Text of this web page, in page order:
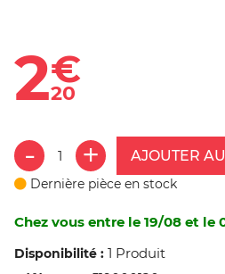
2€
20
AJOUTER
Dernière pièce en stock
Chez vous entre le 19/08 et le
Disponibilité : 1 Produit